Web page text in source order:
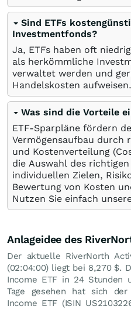
Sind ETFs
Investmentfonds?
Ja, ETFs haben oft
als herkömmliche
verwaltet werden und
Handelskosten aufweisen.
Was sind die Vorteile
ETF-Sparpläne fördern
Vermögensaufbau durch
und Kostenverteilung
die Auswahl des
individuellen Zielen,
Bewertung von Kosten
Nutzen Sie einfach
Anlageidee des
Der aktuelle RiverNorth
(02:04:00) liegt bei 8,270 $.
Income ETF in 24 Stunden
Tage gesehen hat sich
Income ETF (ISIN